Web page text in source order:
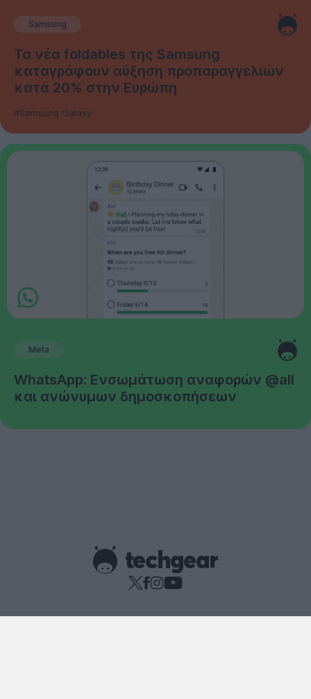
Samsung
Τα νέα foldables της Samsung
καταγράφουν αύξηση προπαραγγελιών
κατά 20% στην Ευρώπη
#Samsung Galaxy
Meta
WhatsApp: Ενσωμάτωση αναφορών @all
και ανώνυμων δημοσκοπήσεων